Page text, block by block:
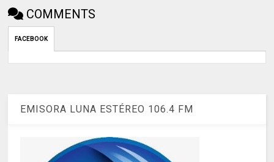
COMMENTS
FACEBOOK
EMISORA LUNA ESTÉREO 106.4 FM